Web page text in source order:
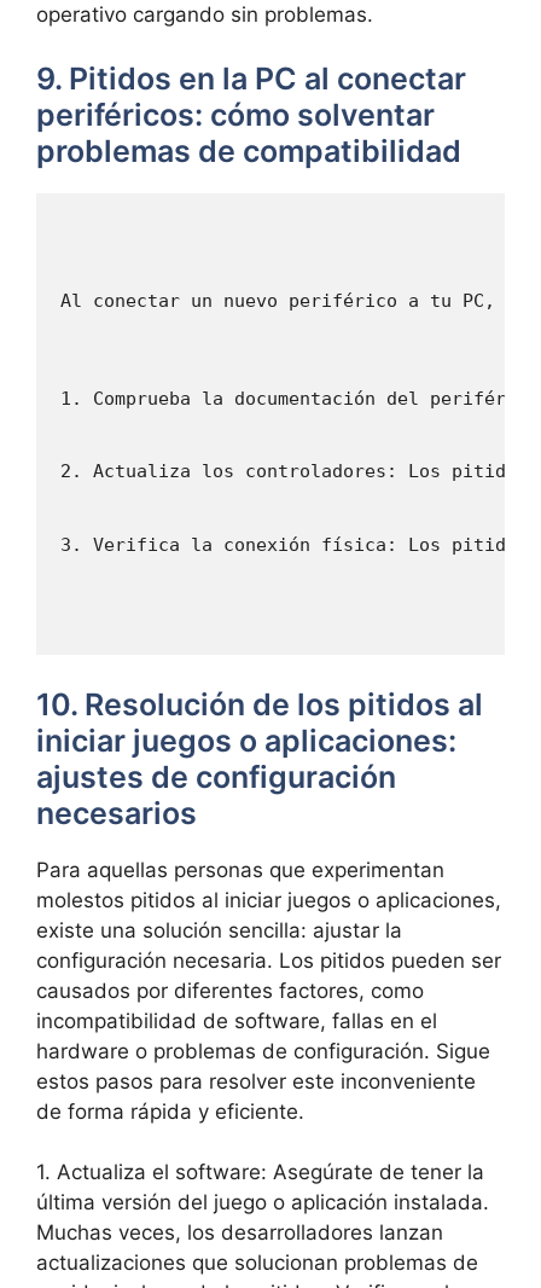
operativo‌ cargando ⁢sin problemas.
9. Pitidos en ‍la PC‌ al⁣ conectar
periféricos: cómo⁣ solventar
problemas⁣ de compatibilidad
Al conectar un nuevo periférico a tu PC, es
1. Comprueba la documentación del
2. Actualiza los controladores: Los
3. Verifica la conexión física: Los pitidos
10. Resolución⁣ de los pitidos al
⁤iniciar juegos o ⁣aplicaciones:
ajustes de⁢ configuración
necesarios
Para aquellas personas que experimentan
molestos‍ pitidos al‍ iniciar juegos o aplicaciones,
‌existe una solución sencilla: ​ajustar la​
configuración necesaria. Los pitidos pueden ser
causados​ por diferentes factores, ‌como
incompatibilidad‍ de⁢ software,⁤ fallas en el
hardware o⁤ problemas ⁤de configuración.⁤ Sigue
estos pasos para resolver este inconveniente
de forma rápida y eficiente.
1. Actualiza‍ el software: Asegúrate de tener‌ la
última‌ versión del juego o aplicación instalada.
Muchas veces, los desarrolladores ⁤lanzan
actualizaciones que solucionan ⁢problemas de